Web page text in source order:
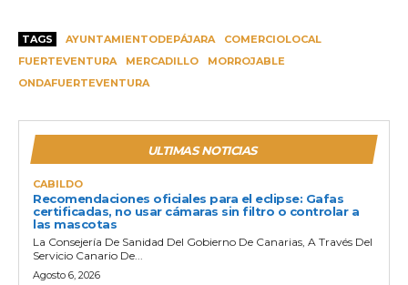
TAGS AYUNTAMIENTODEPÁJARA
COMERCIOLOCAL
FUERTEVENTURA
MERCADILLO
MORROJABLE
ONDAFUERTEVENTURA
ULTIMAS NOTICIAS
CABILDO
Recomendaciones oficiales para el eclipse: Gafas
certificadas, no usar cámaras sin filtro o controlar a
las mascotas
La Consejería De Sanidad Del Gobierno De Canarias, A Través Del
Servicio Canario De...
Agosto 6, 2026